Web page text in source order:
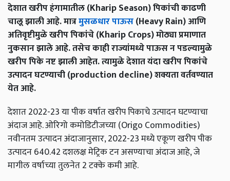
देशात खरीप हंगामातील (Kharip Season) पिकांची काढणी
चालू झाली आहे. मात्रमुसळधार पाऊस(Heavy Rain) आणि
अतिवृष्टीमुळे खरीप पिकांचे (Kharip Crops) मोठ्या प्रमाणात
नुकसान झाले आहे. तसेच काही राज्यांमध्ये पाऊस न पडल्यामुळे
खरीप पिके नष्ट झाली आहेत. त्यामुळे देशात यंदा खरीप पिकांचे
उत्पादन घटण्याची (production decline) शक्यता वर्तवण्यात
येत आहे.
देशात 2022-23 या पीक वर्षात खरीप पिकाचे उत्पादन घटण्याचा
अंदाज आहे. ओरिगो कमोडिटीजच्या (Origo Commodities)
नवीनतम उत्पादन अंदाजानुसार, 2022-23 मध्ये एकूण खरीप पीक
उत्पादन 640.42 दशलक्ष मेट्रिक टन असण्याचा अंदाज आहे, जे
मागील वर्षाच्या तुलनेत 2 टक्के कमी आहे.